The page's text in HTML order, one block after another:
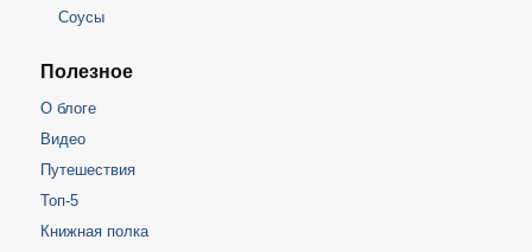
Соусы
Полезное
О блоге
Видео
Путешествия
Топ-5
Книжная полка